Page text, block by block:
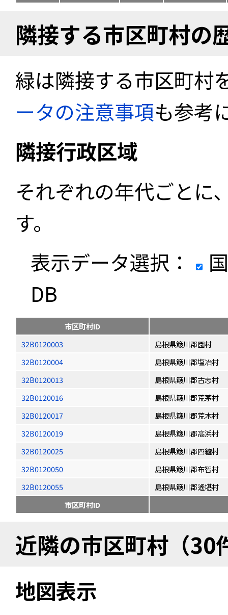
隣接する市区町村の
緑は隣接する市区町村
ータの注意事項も参考
隣接行政区域
それぞれの年代ごとに
す。
表示データ選択：
DB
市区町村ID
32B0120003
島根県簸川郡園村
32B0120004
島根県簸川郡塩冶村
32B0120013
島根県簸川郡古志村
32B0120016
島根県簸川郡荒茅村
32B0120017
島根県簸川郡荒木村
32B0120019
島根県簸川郡高浜村
32B0120025
島根県簸川郡四纏村
32B0120050
島根県簸川郡布智村
32B0120055
島根県簸川郡遙堪村
市区町村ID
近隣の市区町村（30
地図表示